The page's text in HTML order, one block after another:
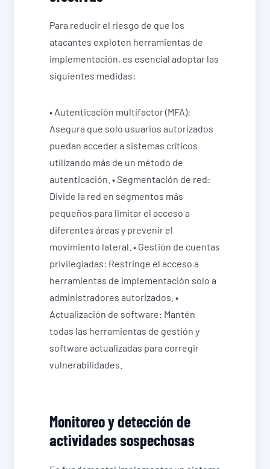
Para reducir el riesgo de que los
atacantes exploten herramientas de
implementación, es esencial adoptar las
siguientes medidas:
• Autenticación multifactor (MFA):
Asegura que solo usuarios autorizados
puedan acceder a sistemas críticos
utilizando más de un método de
autenticación. • Segmentación de red:
Divide la red en segmentos más
pequeños para limitar el acceso a
diferentes áreas y prevenir el
movimiento lateral. • Gestión de cuentas
privilegiadas: Restringe el acceso a
herramientas de implementación solo a
administradores autorizados. •
Actualización de software: Mantén
todas las herramientas de gestión y
software actualizadas para corregir
vulnerabilidades.
Monitoreo y detección de
actividades sospechosas